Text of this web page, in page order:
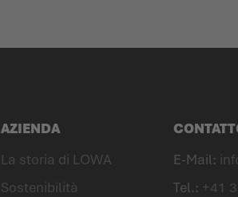
AZIENDA
La storia di LOWA
Sostenibilità
E-Mail:
Tel.: +41